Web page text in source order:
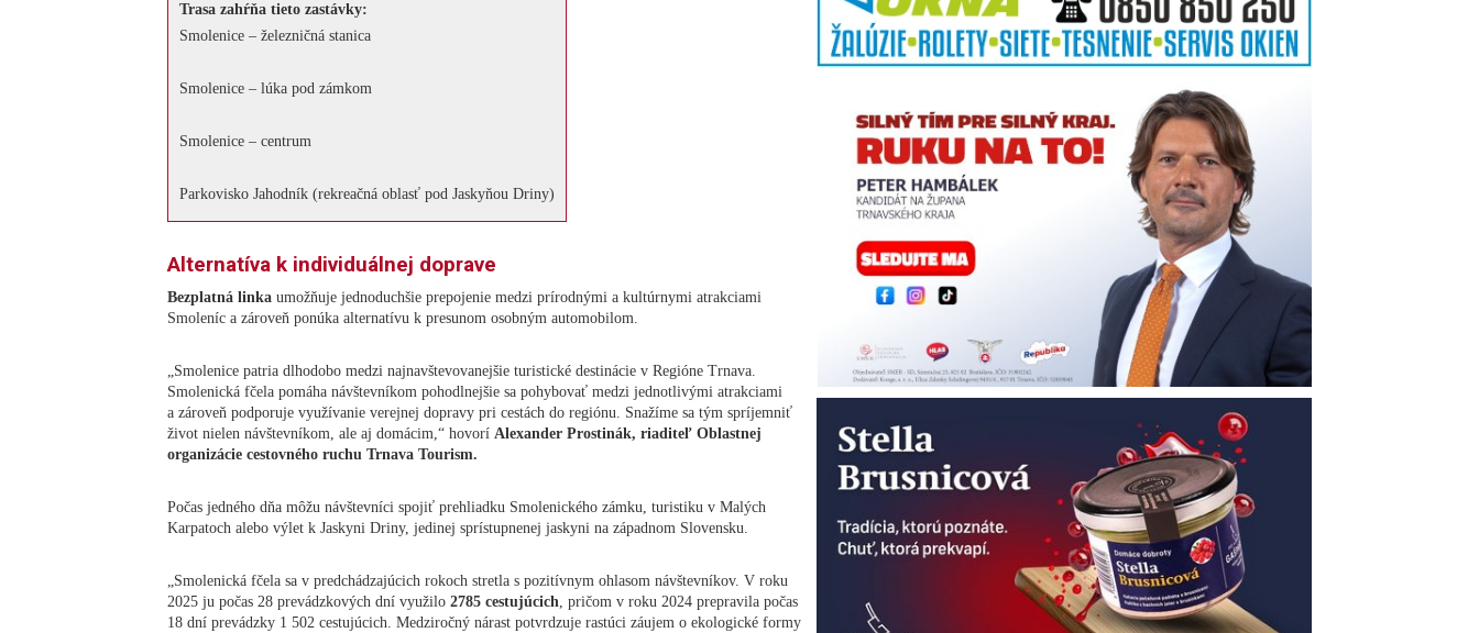
Trasa zahŕňa tieto zastávky:
Smolenice – železničná stanica
Smolenice – lúka pod zámkom
Smolenice – centrum
Parkovisko Jahodník (rekreačná oblasť pod Jaskyňou Driny)
Alternatíva k individuálnej doprave
Bezplatná linka umožňuje jednoduchšie prepojenie medzi prírodnými a kultúrnymi atrakciami
Smoleníc a zároveň ponúka alternatívu k presunom osobným automobilom.
„Smolenice patria dlhodobo medzi najnavštevovanejšie turistické destinácie v Regióne Trnava.
Smolenická fčela pomáha návštevníkom pohodlnejšie sa pohybovať medzi jednotlivými atrakciami
a zároveň podporuje využívanie verejnej dopravy pri cestách do regiónu. Snažíme sa tým spríjemniť
život nielen návštevníkom, ale aj domácim,“ hovorí Alexander Prostinák, riaditeľ Oblastnej
organizácie cestovného ruchu Trnava Tourism.
Počas jedného dňa môžu návštevníci spojiť prehliadku Smolenického zámku, turistiku v Malých
Karpatoch alebo výlet k Jaskyni Driny, jedinej sprístupnenej jaskyni na západnom Slovensku.
„Smolenická fčela sa v predchádzajúcich rokoch stretla s pozitívnym ohlasom návštevníkov. V roku
2025 ju počas 28 prevádzkových dní využilo 2785 cestujúcich, pričom v roku 2024 prepravila počas
18 dní prevádzky 1 502 cestujúcich. Medziročný nárast potvrdzuje rastúci záujem o ekologické formy